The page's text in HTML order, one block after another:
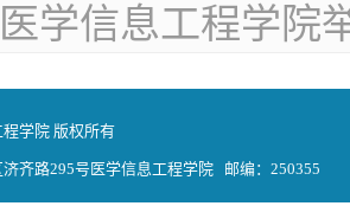
医学信息工程学院
学院 版权所有
齐路295号医学信息工程学院 邮编：250355